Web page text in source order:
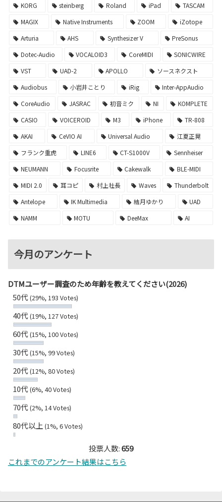
KORG steinberg Roland iPad
TASCAM
MAGIX
Native Instruments ZOOM
iZotope
Arturia
AHS Synthesizer V
PreSonus
Dotec-Audio
VOCALOID3 CoreMIDI
SONICWIRE
VST
UAD-2 APOLLO
ソースネクスト
Audiobus
小岩井ことり iRig
Inter-AppAudio
CoreAudio
JASRAC 初音ミク NI
KOMPLETE
CASIO
VOICEROID M3 iPhone
TR-808
AKAI
CeVIO AI Universal Audio
江夏正晃
フランク重虎
LINE6 CT-S1000V
Sennheiser
NEUMANN
Focusrite Cakewalk
BLE-MIDI
MIDI 2.0
耳コピ 村上社長 Waves
Thunderbolt
Antelope
IK Multimedia 結月ゆかり
UAD
NAMM
MOTU DeeMax AI
今月のアンケート
DTMユーザー調査のため年齢を教えてください(2026)
50代(29%, 193 Votes)
40代(19%, 127 Votes)
60代(15%, 100 Votes)
30代(15%, 99 Votes)
20代(12%, 80 Votes)
10代(6%, 40 Votes)
70代(2%, 14 Votes)
80代以上 (1%, 6 Votes)
投票人数:659
これまでのアンケート結果はこちら